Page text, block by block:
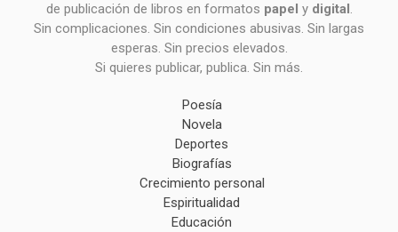
de publicación de libros en formatos papel y digital.
Sin complicaciones. Sin condiciones abusivas. Sin largas
esperas. Sin precios elevados.
Si quieres publicar, publica. Sin más.
Poesía
Novela
Deportes
Biografías
Crecimiento personal
Espiritualidad
Educación